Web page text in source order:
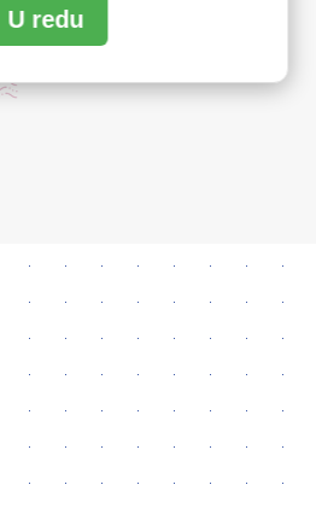
U redu